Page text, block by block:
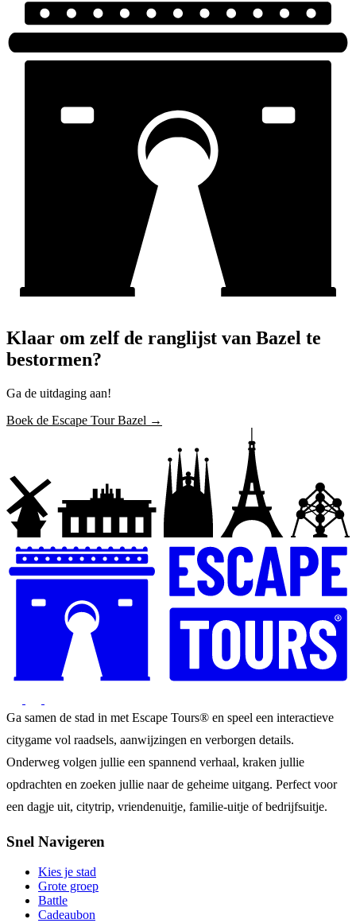
Klaar om zelf de ranglijst van Bazel te
bestormen?
Ga de uitdaging aan!
Boek de Escape Tour Bazel →
Ga samen de stad in met Escape Tours® en speel een interactieve
citygame vol raadsels, aanwijzingen en verborgen details.
Onderweg volgen jullie een spannend verhaal, kraken jullie
opdrachten en zoeken jullie naar de geheime uitgang. Perfect voor
een dagje uit, citytrip, vriendenuitje, familie-uitje of bedrijfsuitje.
Snel Navigeren
Kies je stad
Grote groep
Battle
Cadeaubon